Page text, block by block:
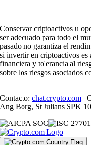
Conservar criptoactivos u
ser adecuado para todo el
pasado no garantiza el
si invertir en criptoactivos es
financiera y tolerancia al
sobre los riesgos asociados
Contacto: chat.crypto.com |
Ang Borg, St Julians SPK